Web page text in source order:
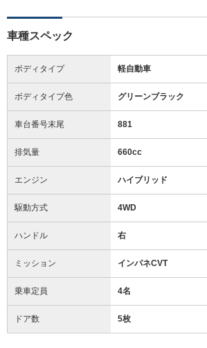
車種スペック
ボディタイプ 軽自動車
ボディタイプ色 グリーンブラック
車台番号末尾 881
排気量 660cc
エンジン ハイブリッド
駆動方式 4WD
ハンドル 右
ミッション インパネCVT
乗車定員 4名
ドア数 5枚